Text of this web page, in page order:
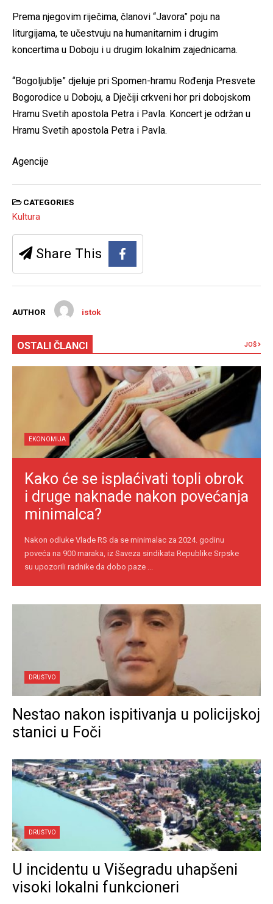
Prema njegovim riječima, članovi “Javora” poju na
liturgijama, te učestvuju na humanitarnim i drugim
koncertima u Doboju i u drugim lokalnim zajednicama.
“Bogoljublje” djeluje pri Spomen-hramu Rođenja Presvete
Bogorodice u Doboju, a Dječiji crkveni hor pri dobojskom
Hramu Svetih apostola Petra i Pavla. Koncert je održan u
Hramu Svetih apostola Petra i Pavla.
Agencije
CATEGORIES
Kultura
Share This
AUTHOR istok
OSTALI ČLANCI JOŠ
EKONOMIJA
Kako će se isplaćivati topli obrok
i druge naknade nakon povećanja
minimalca?
Nakon odluke Vlade RS da se minimalac za 2024. godinu
poveća na 900 maraka, iz Saveza sindikata Republike Srpske
su upozorili radnike da dobo paze ...
DRUŠTVO
Nestao nakon ispitivanja u policijskoj
stanici u Foči
DRUŠTVO
U incidentu u Višegradu uhapšeni
visoki lokalni funkcioneri